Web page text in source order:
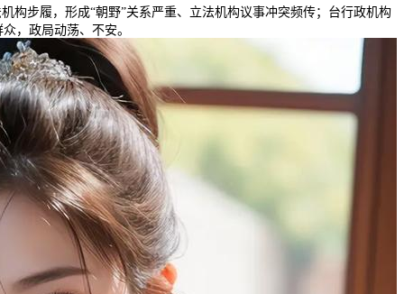
步履，形成“朝野”关系严重、立法机构议事冲突频传；台行政机构
，政局动荡、不安。